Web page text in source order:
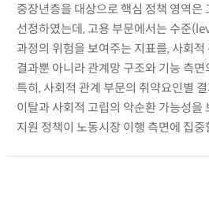
중장년층을 대상으로 핵심 정책 영역은
선정하였는데, 고용 부문에서는 수준
과정의 위험을 보여주는 지표를, 사회
결과뿐 아니라 관계망 구조와 기능 측
특히, 사회적 관계 부문의 취약요인별
이탈과 사회적 고립의 악순환 가능성을
지원 정책이 노동시장 이행 측면에 집